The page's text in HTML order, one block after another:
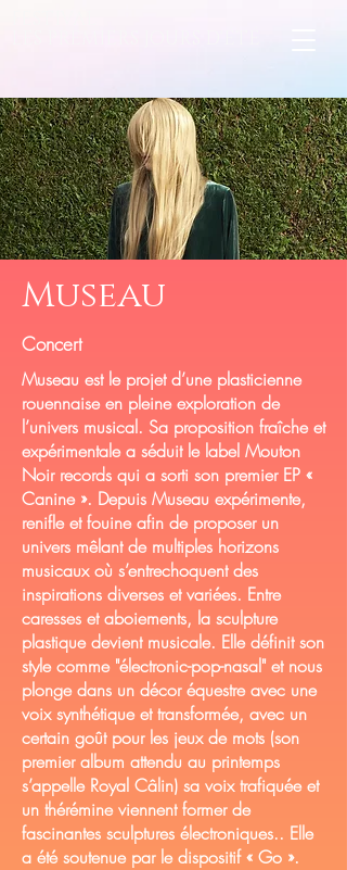
Museau
Concert
Museau est le projet d’une plasticienne
rouennaise en pleine exploration de
l’univers musical. Sa proposition fraîche et
expérimentale a séduit le label Mouton
Noir records qui a sorti son premier EP «
Canine ». Depuis Museau expérimente,
renifle et fouine afin de proposer un
univers mêlant de multiples horizons
musicaux où s’entrechoquent des
inspirations diverses et variées. Entre
caresses et aboiements, la sculpture
plastique devient musicale. Elle définit son
style comme "électronic-pop-nasal" et nous
plonge dans un décor équestre avec une
voix synthétique et transformée, avec un
certain goût pour les jeux de mots (son
premier album attendu au printemps
s’appelle Royal Câlin) sa voix trafiquée et
un thérémine viennent former de
fascinantes sculptures électroniques.. Elle
a été soutenue par le dispositif « Go ».